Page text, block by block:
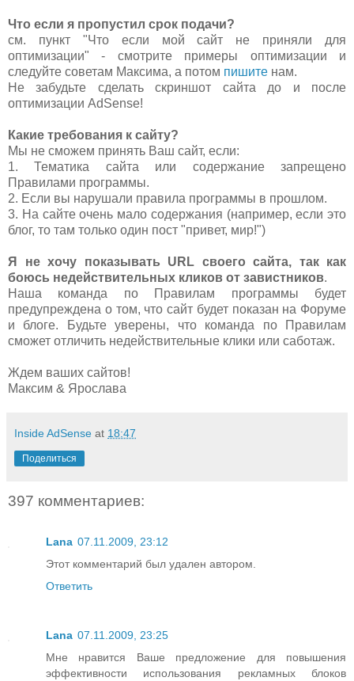
Что если я пропустил срок подачи?
см. пункт "Что если мой сайт не приняли для
оптимизации" - смотрите примеры оптимизации и
следуйте советам Максима, а потом пишите нам.
Не забудьте сделать скриншот сайта до и после
оптимизации AdSense!
Какие требования к сайту?
Мы не сможем принять Ваш сайт, если:
1. Тематика сайта или содержание запрещено
Правилами программы.
2. Если вы нарушали правила программы в прошлом.
3. На сайте очень мало содержания (например, если это
блог, то там только один пост "привет, мир!")
Я не хочу показывать URL своего сайта, так как
боюсь недействительных кликов от завистников.
Наша команда по Правилам программы будет
предупреждена о том, что сайт будет показан на Форуме
и блоге. Будьте уверены, что команда по Правилам
сможет отличить недействительные клики или саботаж.
Ждем ваших сайтов!
Максим & Ярослава
Inside AdSense at 18:47
Поделиться
397 комментариев:
Lana 07.11.2009, 23:12
Этот комментарий был удален автором.
Ответить
Lana 07.11.2009, 23:25
Мне нравится Ваше предложение для повышения
эффективности использования рекламных блоков